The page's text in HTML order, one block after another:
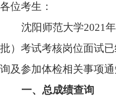
各位考生：
沈阳师范大学2021
批）考试考核岗位面试
询及参加体检相关事项通
一、总成绩查询